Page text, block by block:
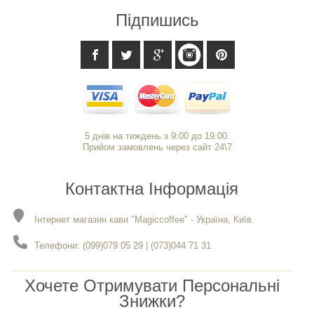
Підпишись
5 днів на тиждень з 9:00 до 19:00.
Прийом замовлень через сайт 24\7
Контактна Інформація
Інтернет магазин кави "Magiccoffee" - Україна, Київ.
Телефони: (099)079 05 29 | (073)044 71 31
Хочете Отримувати Персональні
Знижки?